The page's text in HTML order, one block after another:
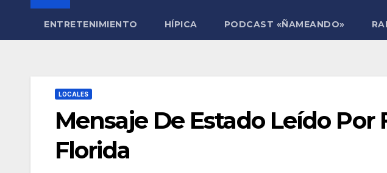
ENTRETENIMIENTO HÍPICA PODCAST «ÑAMEANDO»
LOCALES
Mensaje De Estado Leído
Florida